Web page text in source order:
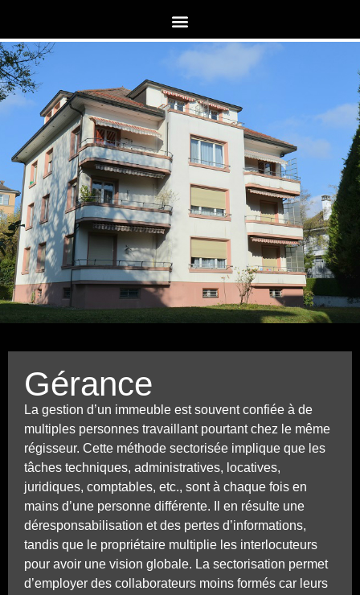
Gérance
La gestion d’un immeuble est souvent confiée à de
multiples personnes travaillant pourtant chez le même
régisseur. Cette méthode sectorisée implique que les
tâches techniques, administratives, locatives,
juridiques, comptables, etc., sont à chaque fois en
mains d’une personne différente. Il en résulte une
déresponsabilisation et des pertes d’informations,
tandis que le propriétaire multiplie les interlocuteurs
pour avoir une vision globale. La sectorisation permet
d’employer des collaborateurs moins formés car leurs